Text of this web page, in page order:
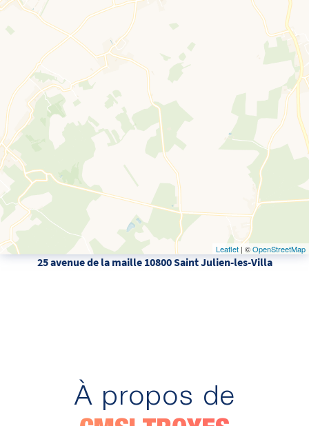
Leaflet | ©OpenStreetMap
25 avenue de la maille 10800 Saint Julien-les-Villa
À propos de